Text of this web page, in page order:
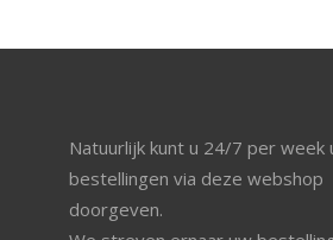
Natuurlijk kunt u 24/7 per week
bestellingen via deze webshop
doorgeven.